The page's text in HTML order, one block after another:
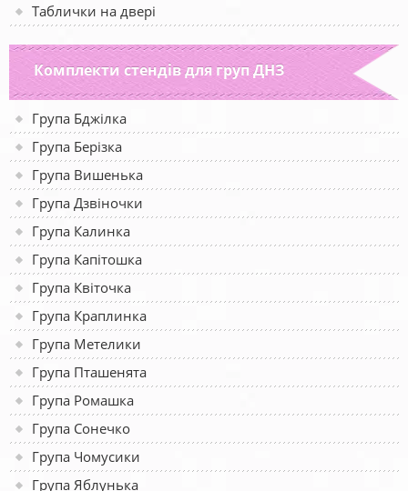
Таблички на двері
Комплекти стендів для груп ДНЗ
Група Бджілка
Група Берізка
Група Вишенька
Група Дзвіночки
Група Калинка
Група Капітошка
Група Квіточка
Група Краплинка
Група Метелики
Група Пташенята
Група Ромашка
Група Сонечко
Група Чомусики
Група Яблунька